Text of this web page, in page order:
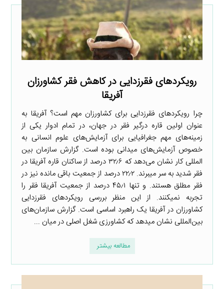
رویکردهای فقرزدایی در کاهش فقر کشاورزان
آفریقا
چرا رویکردهای فقرزدایی برای کشاورزان مهم است؟ آفریقا به
عنوان اولین قاره درگیر فقر در جهان، در تمام ادوار یکی از
زمینه‌های مهم جغرافیایی برای آزمایش‌های علوم انسانی به
خصوص آزمایش‌های میدانی بوده است. گزارش سازمان بین
المللی کار نشان می‌دهد که ۳۲٫۶ درصد از ساکنان قاره آفریقا در
فقر شدید به سر میبرند. ۲۲٫۲ درصد از جمعیت باقی مانده نیز در
فقر مطلق هستند. و تنها ۴۵٫۱ درصد از جمعیت آفریقا فقر را
تجربه نمیکنند. از این منظر بررسی رویکردهای فقرزدایی
کشاورزان در آفریقا یک راهبرد اساسی است. گزارش سازمان‌های
بین‌المللی نشان میدهد که کشاورزی شغل اصلی در میان ...
مطالعه بیشتر